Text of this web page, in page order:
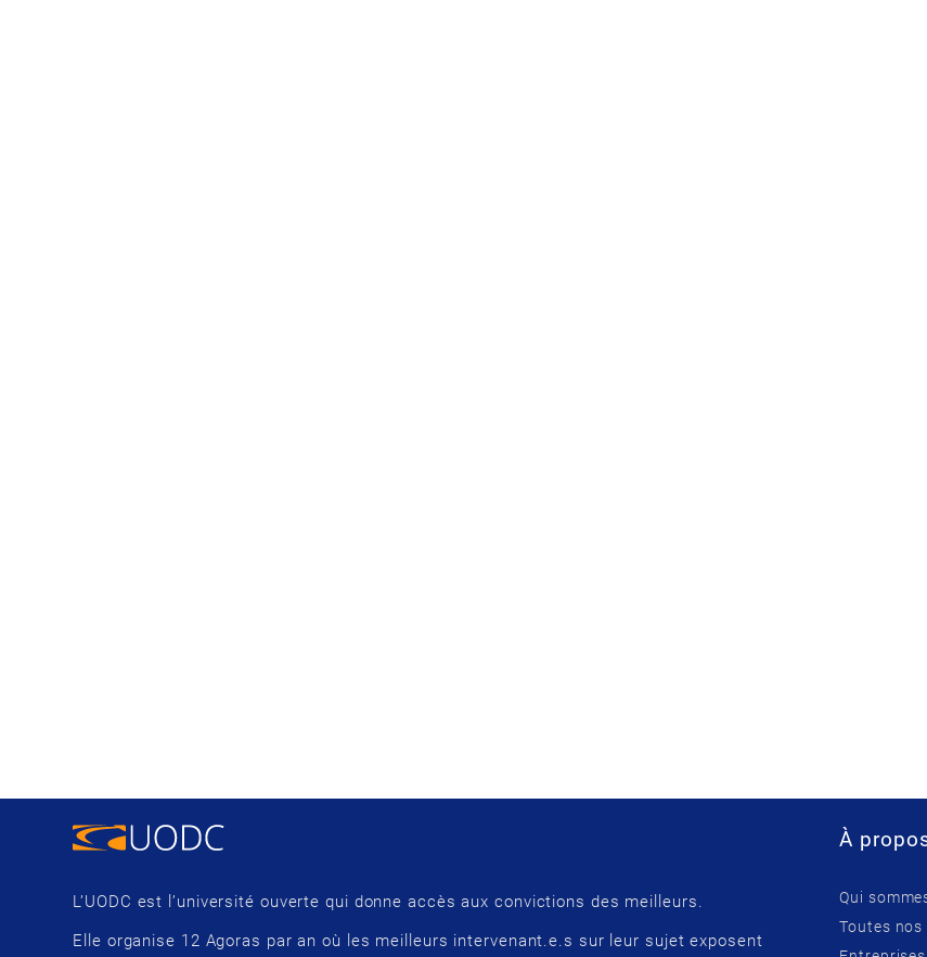
L’UODC est l’université ouverte qui donne accès aux convictions des meilleurs.
Elle organise 12 Agoras par an où les meilleurs intervenant.e.s sur leur sujet exposent
À
Qui
Toutes